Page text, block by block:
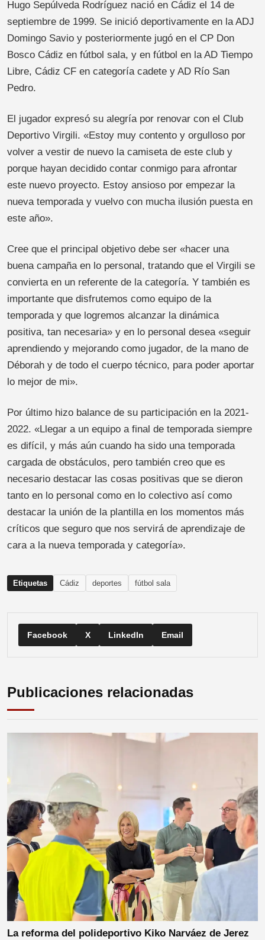
Hugo Sepúlveda Rodríguez nació en Cádiz el 14 de
septiembre de 1999. Se inició deportivamente en la ADJ
Domingo Savio y posteriormente jugó en el CP Don
Bosco Cádiz en fútbol sala, y en fútbol en la AD Tiempo
Libre, Cádiz CF en categoría cadete y AD Río San
Pedro.
El jugador expresó su alegría por renovar con el Club
Deportivo Virgili. «Estoy muy contento y orgulloso por
volver a vestir de nuevo la camiseta de este club y
porque hayan decidido contar conmigo para afrontar
este nuevo proyecto. Estoy ansioso por empezar la
nueva temporada y vuelvo con mucha ilusión puesta en
este año».
Cree que el principal objetivo debe ser «hacer una
buena campaña en lo personal, tratando que el Virgili se
convierta en un referente de la categoría. Y también es
importante que disfrutemos como equipo de la
temporada y que logremos alcanzar la dinámica
positiva, tan necesaria» y en lo personal desea «seguir
aprendiendo y mejorando como jugador, de la mano de
Déborah y de todo el cuerpo técnico, para poder aportar
lo mejor de mi».
Por último hizo balance de su participación en la 2021-
2022. «Llegar a un equipo a final de temporada siempre
es difícil, y más aún cuando ha sido una temporada
cargada de obstáculos, pero también creo que es
necesario destacar las cosas positivas que se dieron
tanto en lo personal como en lo colectivo así como
destacar la unión de la plantilla en los momentos más
críticos que seguro que nos servirá de aprendizaje de
cara a la nueva temporada y categoría».
Etiquetas Cádiz deportes fútbol sala
Facebook X LinkedIn Email
Publicaciones relacionadas
La reforma del polideportivo Kiko Narváez de Jerez